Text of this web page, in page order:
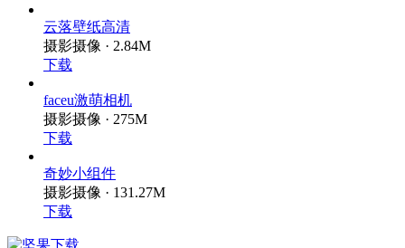
云落壁纸高清
摄影摄像 · 2.84M
下载
faceu激萌相机
摄影摄像 · 275M
下载
奇妙小组件
摄影摄像 · 131.27M
下载